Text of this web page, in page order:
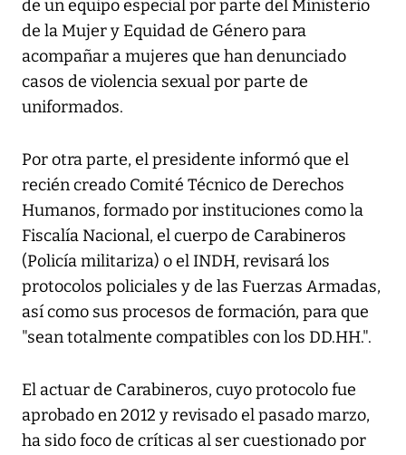
de un equipo especial por parte del Ministerio
de la Mujer y Equidad de Género para
acompañar a mujeres que han denunciado
casos de violencia sexual por parte de
uniformados.
Por otra parte, el presidente informó que el
recién creado Comité Técnico de Derechos
Humanos, formado por instituciones como la
Fiscalía Nacional, el cuerpo de Carabineros
(Policía militariza) o el INDH, revisará los
protocolos policiales y de las Fuerzas Armadas,
así como sus procesos de formación, para que
"sean totalmente compatibles con los DD.HH.".
El actuar de Carabineros, cuyo protocolo fue
aprobado en 2012 y revisado el pasado marzo,
ha sido foco de críticas al ser cuestionado por